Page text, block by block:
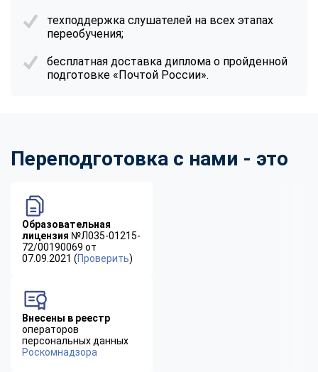
техподдержка слушателей на всех этапах
переобучения;
бесплатная доставка диплома о пройденной
подготовке «Почтой России».
Переподготовка с нами - это
Образовательная
лицензия №Л035-01215-
72/00190069 от
07.09.2021 (Проверить)
Внесены в реестр
операторов
персональных данных
Роскомнадзора